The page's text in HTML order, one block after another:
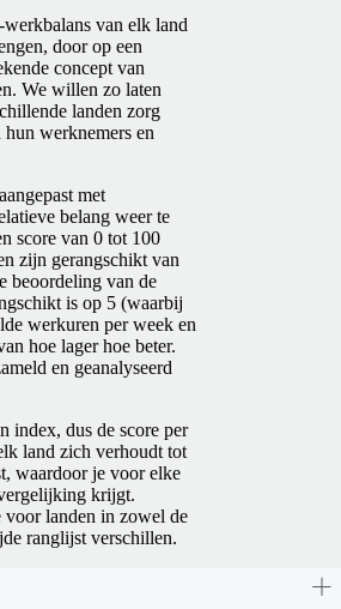
van elk land
door op een
concept van
We willen zo laten
landen zorg
werknemers en
met
belang weer te
score van 0 tot 100
zijn gerangschikt van
beoordeling van de
is op 5 (waarbij
werkuren per week en
hoe lager hoe beter.
en geanalyseerd
index, dus de score per
land zich verhoudt tot
waardoor je voor elke
krijgt.
voor landen in zowel de
ranglijst verschillen.